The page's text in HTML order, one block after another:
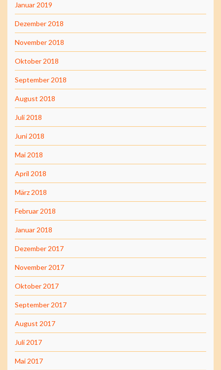
Januar 2019
Dezember 2018
November 2018
Oktober 2018
September 2018
August 2018
Juli 2018
Juni 2018
Mai 2018
April 2018
März 2018
Februar 2018
Januar 2018
Dezember 2017
November 2017
Oktober 2017
September 2017
August 2017
Juli 2017
Mai 2017